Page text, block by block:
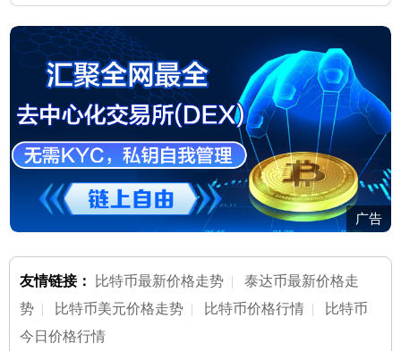
广告
友情链接： 比特币最新价格走势 |泰达币最新价格走
势 | 比特币美元价格走势 | 比特币价格行情 | 比特币
今日价格行情